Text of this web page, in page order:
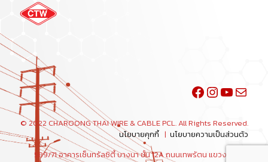
Facebook
Mail
© 2022 CHAROONG THAI WIRE & CABLE PCL. All Rights Reserved.
นโยบายคุกกี้ | นโยบายความเป็นส่วนตัว
589/71 อาคารเซ็นทรัลซิตี้ บางนา ชั้น 12A ถนนเทพรัตน แขวงบางนา